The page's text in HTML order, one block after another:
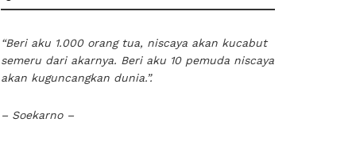
“Beri aku 1.000 orang tua, niscaya akan kucabut
semeru dari akarnya. Beri aku 10 pemuda niscaya
akan kuguncangkan dunia.”.
– Soekarno –